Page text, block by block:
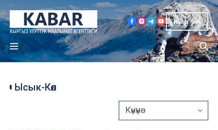
Кыр
Ысык-Көл